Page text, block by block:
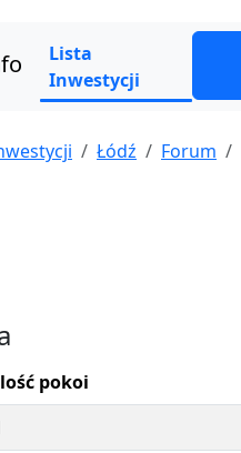
Lista
Inwestycji
Łódź Forum
pokoi